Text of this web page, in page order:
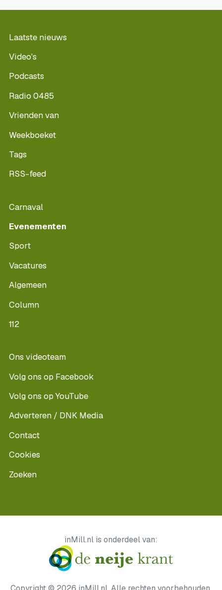
Laatste nieuws
Video's
Podcasts
Radio 0485
Vrienden van
Weekboeket
Tags
RSS-feed
Carnaval
Evenementen
Sport
Vacatures
Algemeen
Column
112
Ons videoteam
Volg ons op Facebook
Volg ons op YouTube
Adverteren / DNK Media
Contact
Cookies
Zoeken
inMill.nl is onderdeel van: